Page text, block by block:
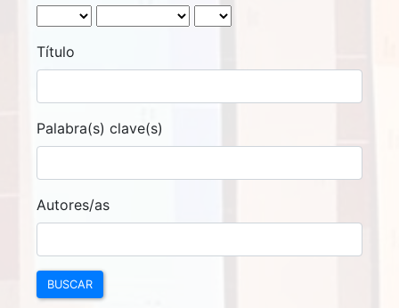
Título
Palabra(s) clave(s)
Autores/as
BUSCAR